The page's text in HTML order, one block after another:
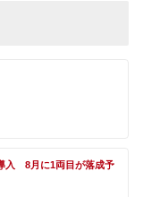
入 8月に1両目が落成予